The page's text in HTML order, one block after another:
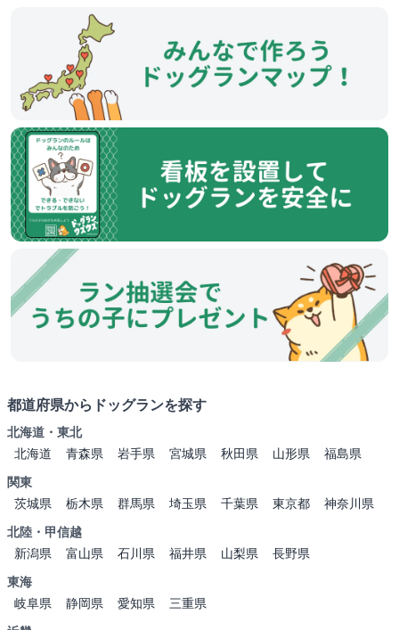
都道府県からドッグランを探す
北海道・東北
北海道
青森県 岩手県 宮城県 秋田県 山形県
福島県
関東
茨城県
栃木県 群馬県 埼玉県 千葉県 東京都
神奈川県
北陸・甲信越
新潟県
富山県 石川県 福井県 山梨県
長野県
東海
岐阜県
静岡県 愛知県
三重県